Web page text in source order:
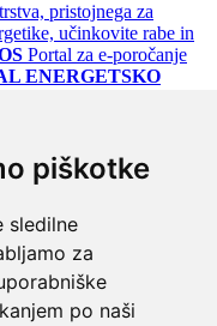
piškotke
sledilne
za
po naši
pristojnega za
učinkovite rabe in
Portal za e-poročanje
ENERGETSKO
- za izdelovalce in
mesto o državni
za podjetja in
odprtih podatkov